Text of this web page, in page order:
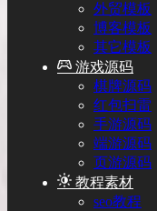
外贸模板
博客模板
其它模板
游戏源码
棋牌源码
红包扫雷
手游源码
端游源码
页游源码
教程素材
seo教程